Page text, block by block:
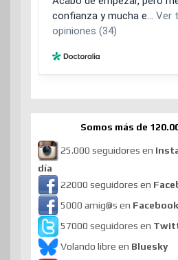
Somos más de
25.000 seguidores en
día
22000 seguidores en
5000 amig@s en Facebook
57000 seguidores en
Volando libre en Bluesky